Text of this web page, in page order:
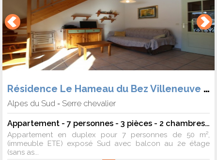
Résidence Le Hameau du Bez Villeneuve 1400
Alpes du Sud - Serre chevalier
Appartement - 7 personnes - 3 pièces - 2 chambres - 50 m²
Appartement en duplex pour 7 personnes de 50 m²,
(immeuble ETE) exposé Sud avec balcon au 2e étage
(sans as...